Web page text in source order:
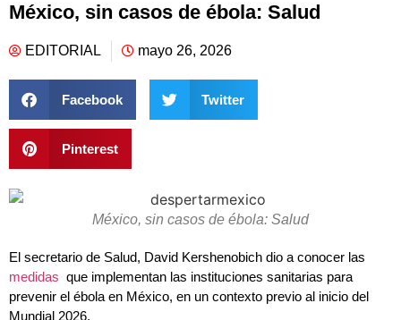
México, sin casos de ébola: Salud
EDITORIAL mayo 26, 2026
Facebook Twitter
Pinterest
México, sin casos de ébola: Salud
El secretario de Salud, David Kershenobich dio a conocer las
medidas que implementan las instituciones sanitarias para
prevenir el ébola en México, en un contexto previo al inicio del
Mundial 2026.